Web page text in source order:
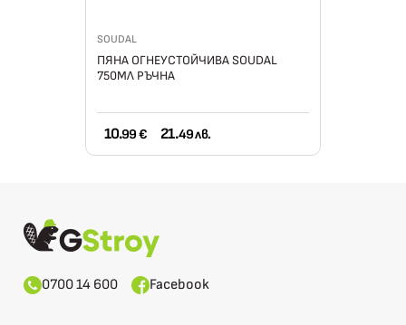
SOUDAL
ПЯНА ОГНЕУСТОЙЧИВА SOUDAL
750МЛ РЪЧНА
10.99 € 21.49 лв.
0700 14 600 Facebook